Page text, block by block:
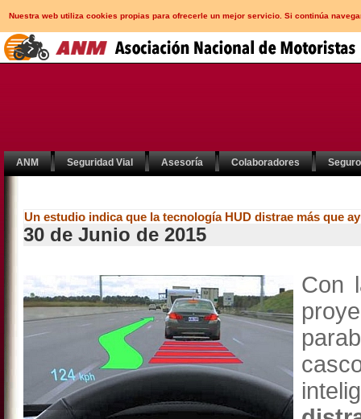
Nuestra web utiliza cookies propias para ofrecerle un mejor servicio. Si continúa
ANM Seguridad Vial Asesoría Colaboradores
Un estudio indica que la tecnología HUD distrae más que
30 de Junio de 2015
Con